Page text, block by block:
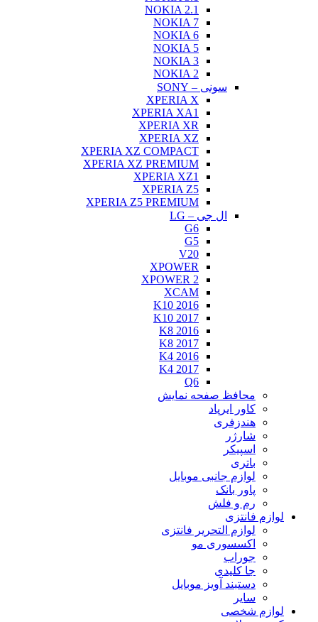
NOKIA 2.1
NOKIA 7
NOKIA 6
NOKIA 5
NOKIA 3
NOKIA 2
سونی – SONY
XPERIA X
XPERIA XA1
XPERIA XR
XPERIA XZ
XPERIA XZ COMPACT
XPERIA XZ PREMIUM
XPERIA XZ1
XPERIA Z5
XPERIA Z5 PREMIUM
ال جی – LG
XPOWER
XPOWER 2
XCAM
K10 2016
K10 2017
K8 2016
K8 2017
K4 2016
K4 2017
محافظ صفحه نمایش
کاور ایرپاد
هندزفری
اسپیکر
لوازم جانبی موبایل
پاور بانک
رم و فلش
فانتزی
لوازم التحریر فانتزی
اکسسوری مو
جوراب
جا کلیدی
دستبند آویز موبایل
شخصی